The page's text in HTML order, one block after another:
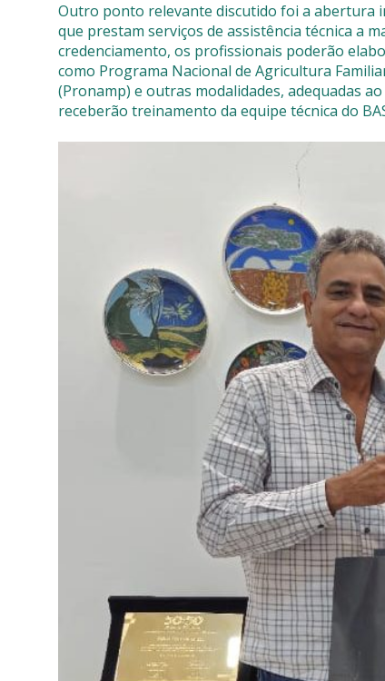
Outro ponto relevante discutido foi a abertura
que prestam serviços de assistência técnica a
credenciamento, os profissionais poderão
como Programa Nacional de Agricultura
(Pronamp) e outras modalidades, adequadas
receberão treinamento da equipe técnica do